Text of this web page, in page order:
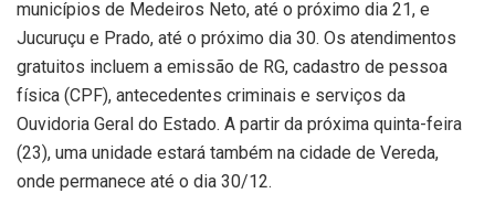
municípios de Medeiros Neto, até o próximo dia 21, e
Jucuruçu e Prado, até o próximo dia 30. Os atendimentos
gratuitos incluem a emissão de RG, cadastro de pessoa
física (CPF), antecedentes criminais e serviços da
Ouvidoria Geral do Estado. A partir da próxima quinta-feira
(23), uma unidade estará também na cidade de Vereda,
onde permanece até o dia 30/12.